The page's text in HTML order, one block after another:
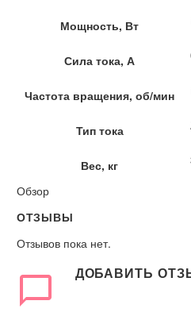
Мощность, Вт
Сила тока, А
Частота вращения, об/мин
Тип тока
Вес, кг
Обзор
ОТЗЫВЫ
Отзывов пока нет.
ДОБАВИТЬ